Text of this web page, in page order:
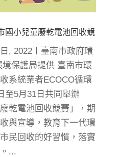
國小兒童廢乾電池回收競
, 2022〡臺南市政府環
保護局提供 臺南市環
系統業者ECOCO循環
至5月31日共同舉辦
乾電池回收競賽」，期
與宣導，教育下一代環
民回收的好習慣，落實
...